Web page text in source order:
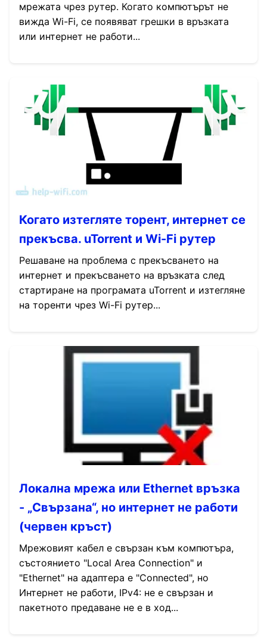
мрежата чрез рутер. Когато компютърът не
вижда Wi-Fi, се появяват грешки в връзката
или интернет не работи...
Когато изтегляте торент, интернет се
прекъсва. uTorrent и Wi-Fi рутер
Решаване на проблема с прекъсването на
интернет и прекъсването на връзката след
стартиране на програмата uTorrent и изтегляне
на торенти чрез Wi-Fi рутер...
Локална мрежа или Ethernet връзка
- „Свързана“, но интернет не работи
(червен кръст)
Мрежовият кабел е свързан към компютъра,
състоянието "Local Area Connection" и
"Ethernet" на адаптера е "Connected", но
Интернет не работи, IPv4: не е свързан и
пакетното предаване не е в ход...